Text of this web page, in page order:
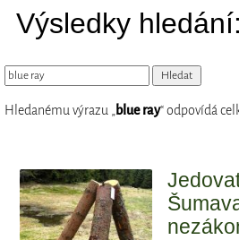
Výsledky
Hledanému výrazu „blue ray“ odpovídá